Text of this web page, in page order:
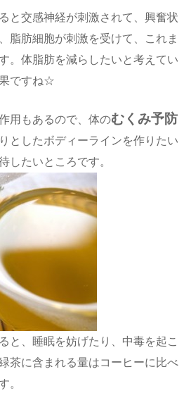
と交感神経が刺激されて、興奮状
脂肪細胞が刺激を受けて、これま
。体脂肪を減らしたいと考えてい
ですね☆
用もあるので、体のむくみ予防
としたボディーラインを作りたい
したいところです。
と、睡眠を妨げたり、中毒を起こ
茶に含まれる量はコーヒーに比べ
。